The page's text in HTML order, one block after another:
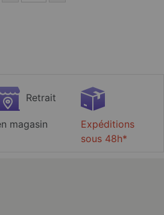
Retrait
magasin
Expéditions
sous 48h*